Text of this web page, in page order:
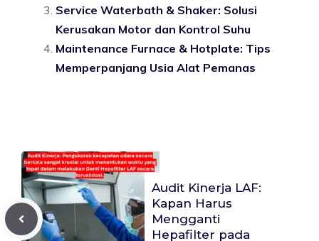
Service Waterbath & Shaker: Solusi
Kerusakan Motor dan Kontrol Suhu
Maintenance Furnace & Hotplate: Tips
Memperpanjang Usia Alat Pemanas
Audit Kinerja LAF:
Kapan Harus
Mengganti
Hepafilter pada